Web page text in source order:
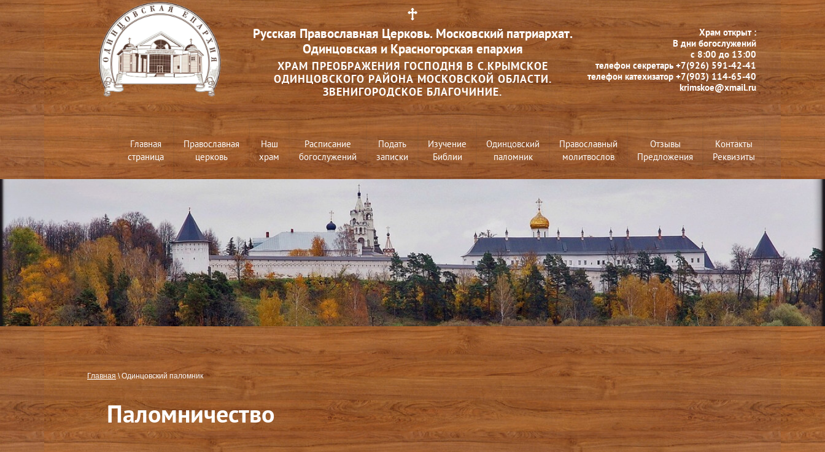
Русская Православная Церковь. Московский патриархат.
Одинцовская и Красногорская епархия
ХРАМ ПРЕОБРАЖЕНИЯ ГОСПОДНЯ В С.КРЫМСКОЕ
ОДИНЦОВСКОГО РАЙОНА МОСКОВСКОЙ ОБЛАСТИ.
ЗВЕНИГОРОДСКОЕ БЛАГОЧИНИЕ.
Храм открыт :
В дни богослужений
с 8:00 до 13:00
телефон секретарь +7(926) 591-42-41
телефон катехизатор +7(903) 114-65-40
krimskoe@xmail.ru
Главная
страница
Православная
церковь
Наш
храм
Расписание
богослужений
Подать
записки
Изучение
Библии
Одинцовский
паломник
Православный
молитвослов
Отзывы
Предложения
Контакты
Реквизиты
Главная \Одинцовский паломник
Паломничество